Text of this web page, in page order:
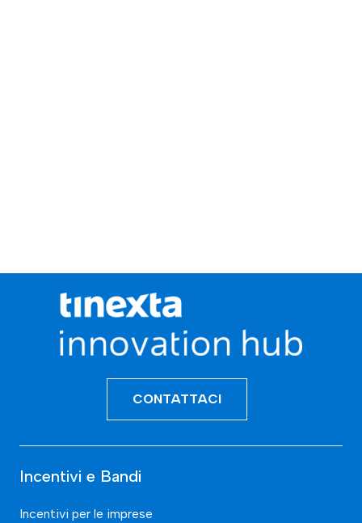
CONTATTACI
Incentivi e Bandi
Incentivi per le imprese